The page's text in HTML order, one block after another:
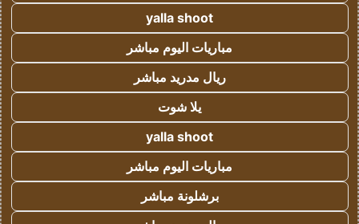
yalla shoot
مباريات اليوم مباشر
ريال مدريد مباشر
يلا شوت
yalla shoot
مباريات اليوم مباشر
برشلونة مباشر